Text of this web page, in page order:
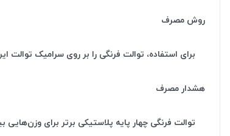
روش مصرف
برای استفاده، توالت فرنگی را بر روی سرامیک توالت
هشدار مصرف
توالت فرنگی چهار پایه پلاستیکی برتر برای وزن‌هایی بیش از 100 کیلو مناسب